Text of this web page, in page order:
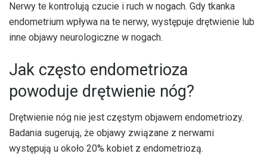
Nerwy te kontrolują czucie i ruch w nogach. Gdy tkanka
endometrium wpływa na te nerwy, występuje drętwienie lub
inne objawy neurologiczne w nogach.
Jak często endometrioza
powoduje drętwienie nóg?
Drętwienie nóg nie jest częstym objawem endometriozy.
Badania sugerują, że objawy związane z nerwami
występują u około 20% kobiet z endometriozą.